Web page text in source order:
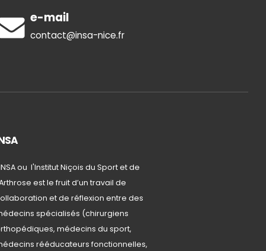
e-mail
contact@insa-nice.fr
ou l'Institut Niçois du Sport et de
est le fruit d’un travail de
et de réflexion entre des
spécialisés (chirurgiens
médecins du sport,
rééducateurs fonctionnelles,